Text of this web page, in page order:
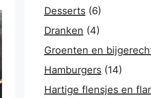
Desserts(6)
Dranken (4)
Groenten en
Hamburgers(14)
Hartige flensjes en